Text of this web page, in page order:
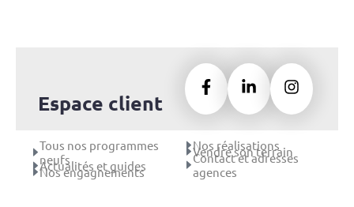
Espace client
Tous nos programmes
neufs
Actualités et guides
Nos engagnements
Nos réalisations
Vendre son terrain
Contact et adresses
agences